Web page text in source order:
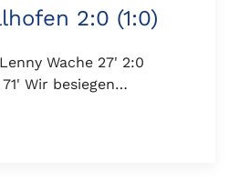
2:0 (1:0)
Wache 27' 2:0
Wir besiegen…